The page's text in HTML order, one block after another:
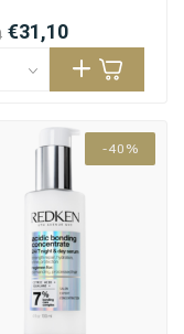
€31,10
-40%